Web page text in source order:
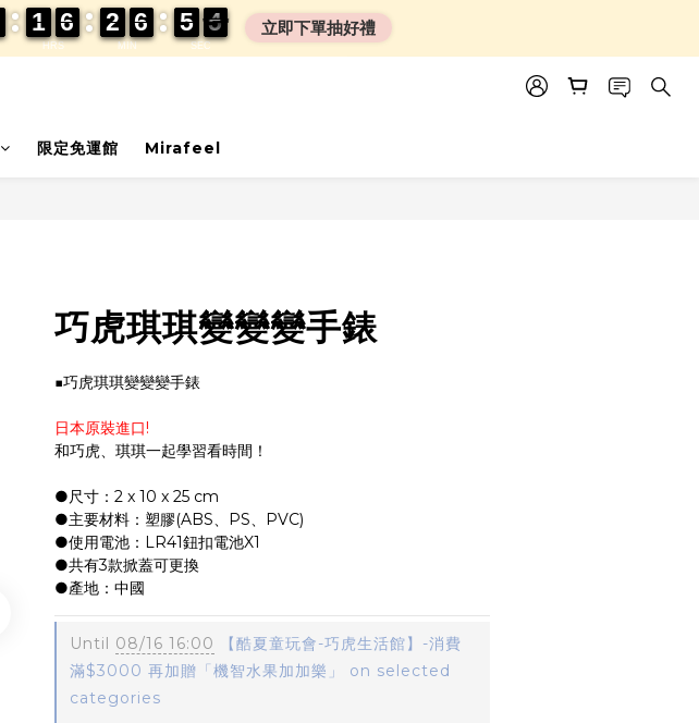
限定免運館 Mirafeel
巧虎琪琪變變變手錶
■巧虎琪琪變變變手錶
日本原裝進口!
和巧虎、琪琪一起學習看時間！
●尺寸：2 x 10 x 25 cm
●主要材料：塑膠(ABS、PS、PVC)
●使用電池：LR41鈕扣電池X1
●共有3款掀蓋可更換
●產地：中國
Until 08/16 16:00 【酷夏童玩會-巧虎生活館】-消費
滿$3000 再加贈「機智水果加加樂」 on selected
categories
HRS
1
1
1
1 6
6
6
6
MIN
2
2
2
2 6
6
6
6
SEC
5
5
5
5 0
0
3
3
3
3 立即下單抽好禮